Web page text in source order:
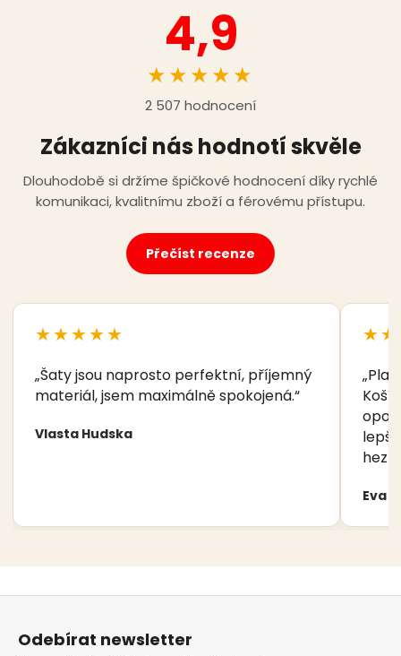
4,9
★★★★★
2 507 hodnocení
Zákazníci nás hodnotí skvěle
Dlouhodobě si držíme špičkové hodnocení díky rychlé
komunikaci, kvalitnímu zboží a férovému přístupu.
Přečíst recenze
★★★★★
„Šaty jsou naprosto perfektní, příjemný
materiál, jsem maximálně spokojená.“
Vlasta Hudska
lepší
Eva
Odebírat newsletter